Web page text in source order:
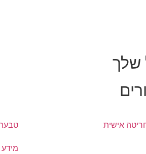
שלך
אישית